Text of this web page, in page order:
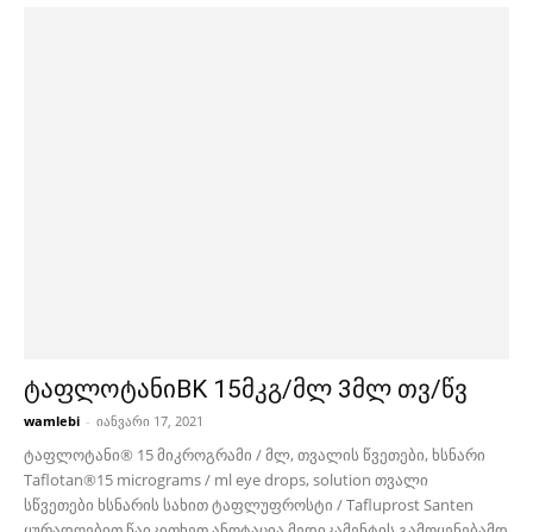
ტაფლოტანიBK 15მკგ/მლ 3მლ თვ/წვ
wamlebi - იანვარი 17, 2021
ტაფლოტანი® 15 მიკროგრამი / მლ, თვალის წვეთები, ხსნარი
Taflotan®15 micrograms / ml eye drops, solution თვალი
სწვეთები ხსნარის სახით ტაფლუფროსტი / Tafluprost Santen